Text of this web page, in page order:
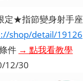
定★指節變身射手座
shop/detail/19126
件 → 點我看教學
12/30